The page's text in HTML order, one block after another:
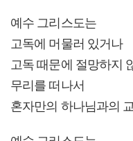
예수 그리스도는
고독에 머물러 있거나
고독 때문에 절망하지
무리를 떠나서
혼자만의 하나님과의